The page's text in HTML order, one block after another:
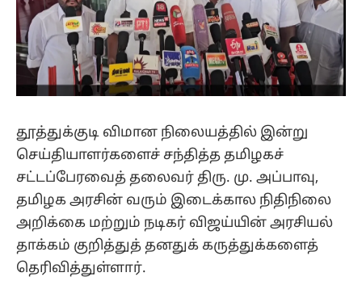
தூத்துக்குடி விமான நிலையத்தில் இன்று
செய்தியாளர்களைச் சந்தித்த தமிழகச்
சட்டப்பேரவைத் தலைவர் திரு. மு. அப்பாவு,
தமிழக அரசின் வரும் இடைக்கால நிதிநிலை
அறிக்கை மற்றும் நடிகர் விஜய்யின் அரசியல்
தாக்கம் குறித்துத் தனதுக் கருத்துக்களைத்
தெரிவித்துள்ளார்.